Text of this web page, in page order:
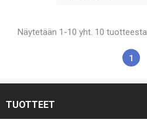
Näytetään 1-10 yht. 10 tuotteesta
1
TUOTTEET